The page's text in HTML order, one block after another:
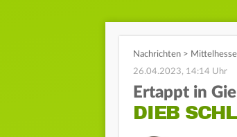
Nachrichten >
26.04.2023, 14:14 Uhr
Ertappt in
DIEB